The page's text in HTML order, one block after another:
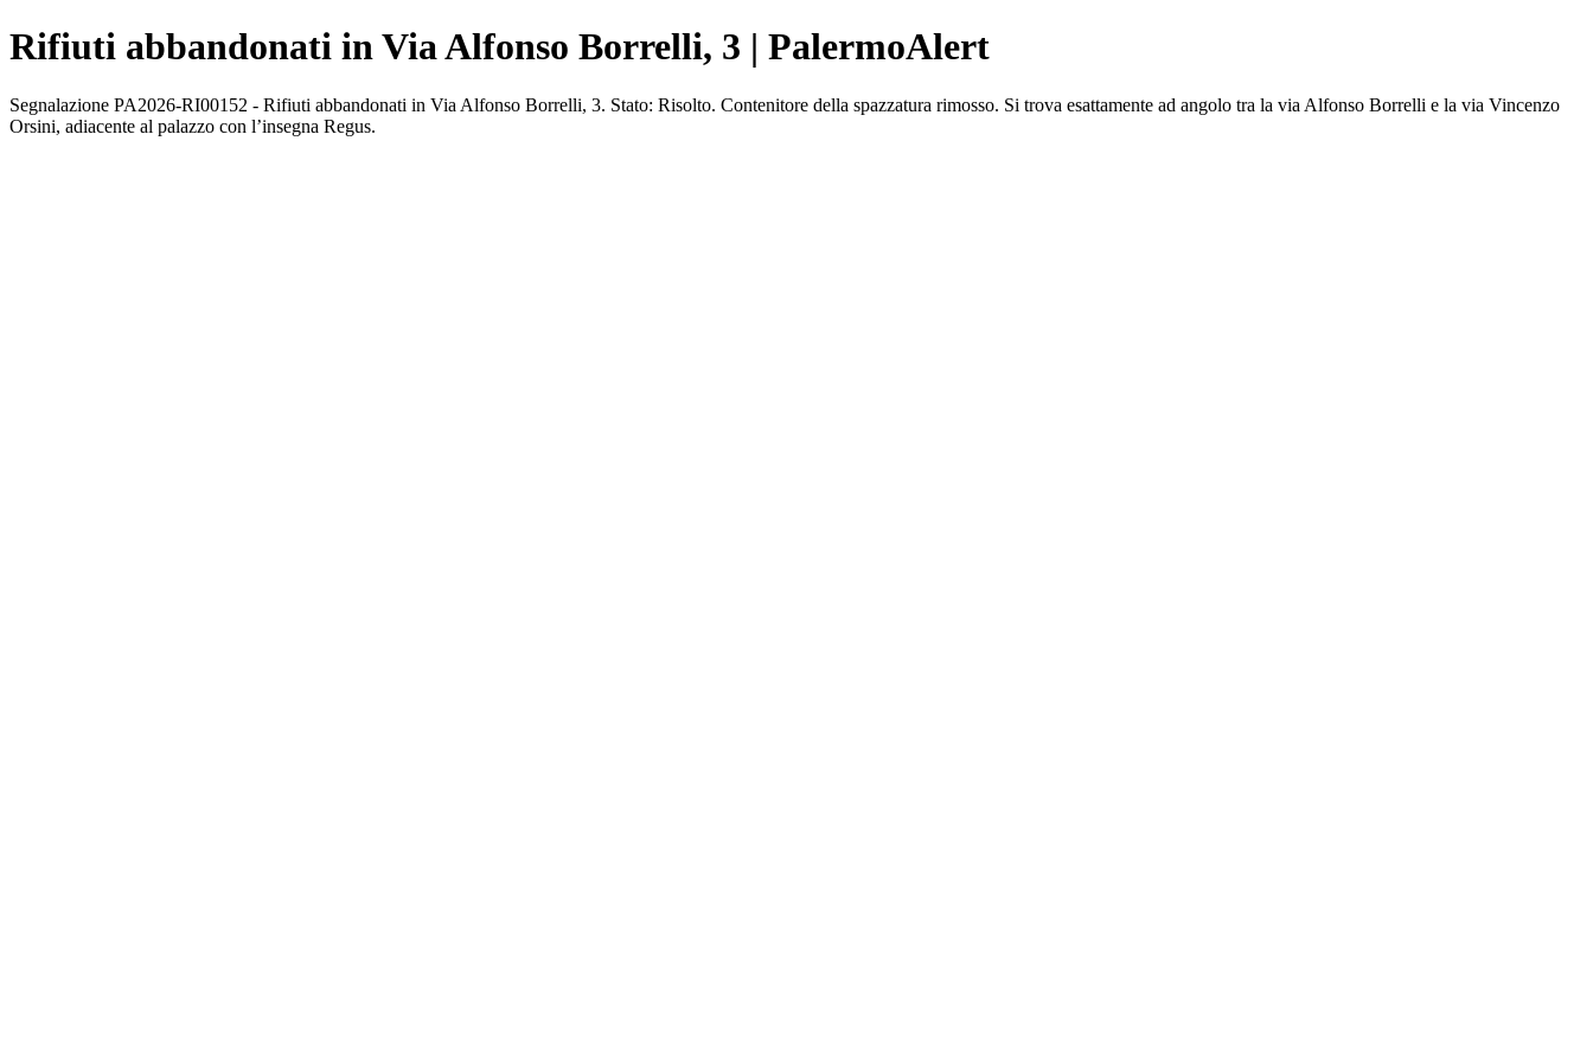
Rifiuti abbandonati in Via Alfonso Borrelli, 3 | PalermoAlert
Segnalazione PA2026-RI00152 - Rifiuti abbandonati in Via Alfonso Borrelli, 3. Stato: Risolto. Contenitore della spazzatura rimosso. Si trova esattamente ad angolo tra la via Alfonso Borrelli e la via Vincenzo
Orsini, adiacente al palazzo con l’insegna Regus.